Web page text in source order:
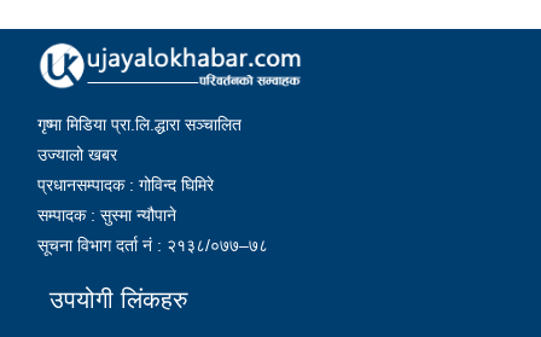
गृष्मा मिडिया प्रा.लि.द्धारा सञ्चालित
उज्यालो खबर
प्रधानसम्पादक : गोविन्द घिमिरे
सम्पादक : सुस्मा न्यौपाने
सूचना विभाग दर्ता नं : २१३८/०७७–७८
उपयोगी लिंकहरु